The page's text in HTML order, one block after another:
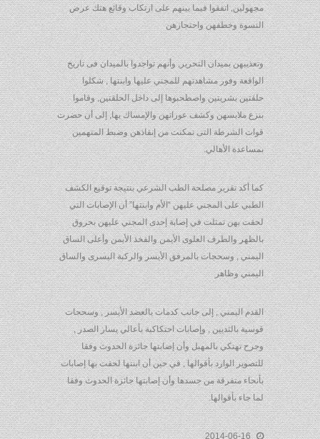
مجهولين, اتفقوا فيما بينهم على ارتكاب وقائع هتك عرض
النسوة وخطفهن واحتجازهن
وتعذيبهن بميدان التحرير, وأنهم تواجدوا بالميدان فى تاريخ
الواقعة وفور مشاهدتهم للمجني عليها وابنتها , شكلوا
حلقتين بشريتين واصطحبوها إلى داخل الحلقتين, وقاموا
بنزع ملابسهن وكشف عوراتهن والإمساك بها, إلى أن حضرت
قوات الشرطة التى تمكنت من إنقاذهن وضبط المتهمين
بمساعدة الأهالي.
كما أكد تقرير مصلحة الطب الشرعي بنتيجة توقيع الكشف
الطبي على المجني عليهن “الأم وابنتها” أن الإصابات التي
لحقت بهن تمثلت في إصابة إحدى المجني عليهن بحروق
بالظهر والطرف العلوى الأيمن والفخذ الأيمن وأعلى الساق
اليمني , وسحجات بالمرفق الأيسر والركبة اليسرى والساق
اليمني وظاهر
القدم اليمني , إلى جانب كدمات بالعضد الأيسر , وسحجات
قوسية بالثديين , وإصابات احتكاكية بأعالي يسار الصدر ,
وجرح تهتكي بالمهبل وأن إصابتها جائزة الحدوث وفقا
للتصوير الوارد بأقوالها , في حين أن ابنتها لحقت بها إصابات
بأنحاء متفرقة من جسدها وأن إصابتها جائزة الحدوث وفقا
لما جاء بأقوالها.
2014-06-16